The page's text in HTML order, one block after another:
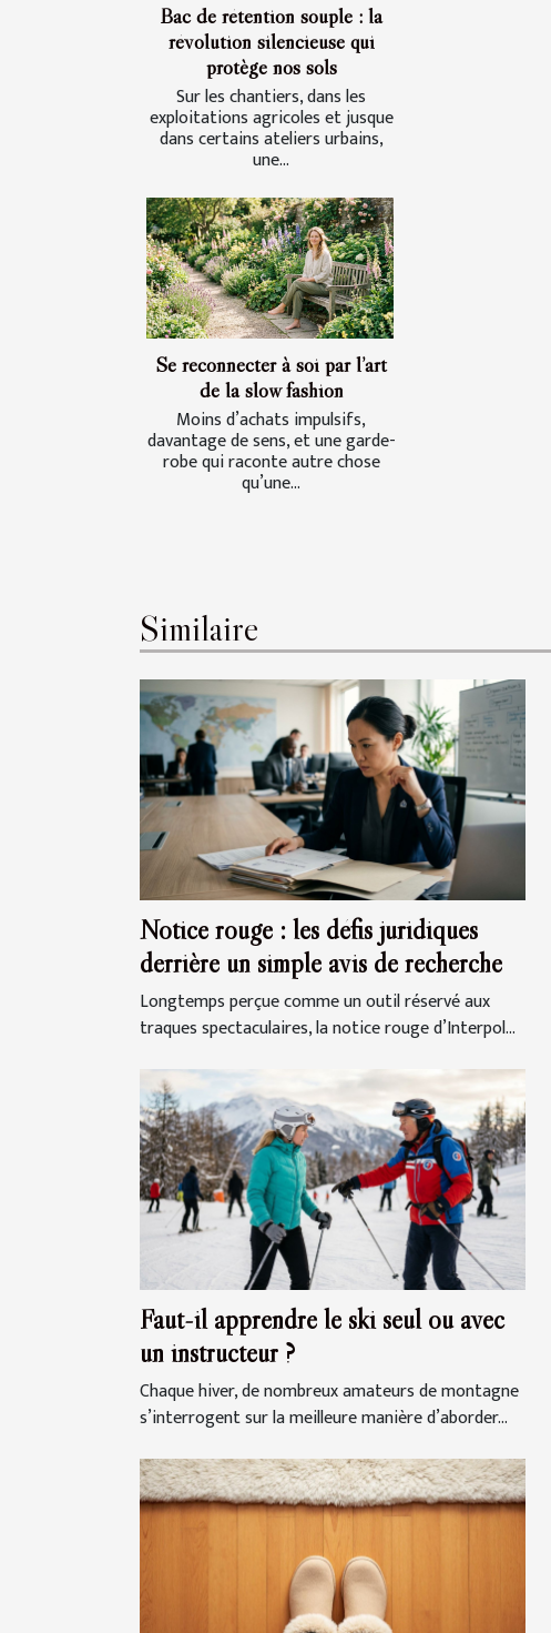
Bac de rétention souple : la
révolution silencieuse qui
protège nos sols
Sur les chantiers, dans les
exploitations agricoles et jusque
dans certains ateliers urbains,
une...
Se reconnecter à soi par l’art
de la slow fashion
Moins d’achats impulsifs,
davantage de sens, et une garde-
robe qui raconte autre chose
qu’une...
Similaire
Notice rouge : les défis juridiques
derrière un simple avis de recherche
Longtemps perçue comme un outil réservé aux
traques spectaculaires, la notice rouge d’Interpol...
Faut-il apprendre le ski seul ou avec
un instructeur ?
Chaque hiver, de nombreux amateurs de montagne
s’interrogent sur la meilleure manière d’aborder...